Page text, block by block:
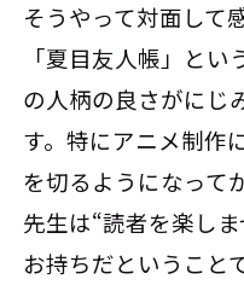
そうやって対面して
「夏目友人帳」と
の人柄の良さがにじ
す。特にアニメ制作
を切るようになって
先生は“読者を楽し
お持ちだということで